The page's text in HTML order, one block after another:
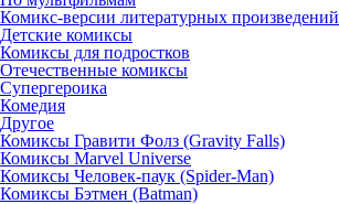
Комикс-версии литературных произведений
Детские комиксы
Комиксы для подростков
Отечественные комиксы
Супергероика
Комедия
Другое
Комиксы Гравити Фолз (Gravity Falls)
Комиксы Marvel Universe
Комиксы Человек-паук (Spider-Man)
Комиксы Бэтмен (Batman)